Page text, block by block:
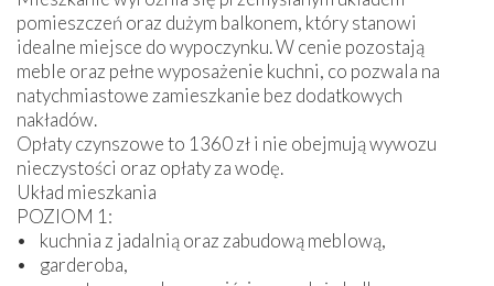
pomieszczeń oraz dużym balkonem, który stanowi
idealne miejsce do wypoczynku. W cenie pozostają
meble oraz pełne wyposażenie kuchni, co pozwala na
natychmiastowe zamieszkanie bez dodatkowych
nakładów.
Opłaty czynszowe to 1360 zł i nie obejmują wywozu
nieczystości oraz opłaty za wodę.
Układ mieszkania
POZIOM 1:
• kuchnia z jadalnią oraz zabudową meblową,
• garderoba,